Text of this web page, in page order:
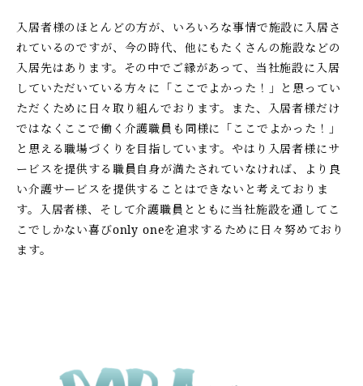
入居者様のほとんどの方が、いろいろな事情で施設に入居さ
れているのですが、今の時代、他にもたくさんの施設などの
入居先はあります。その中でご縁があって、当社施設に入居
していただいている方々に「ここでよかった！」と思ってい
ただくために日々取り組んでおります。また、入居者様だけ
ではなくここで働く介護職員も同様に「ここでよかった！」
と思える職場づくりを目指しています。やはり入居者様にサ
ービスを提供する職員自身が満たされていなければ、より良
い介護サービスを提供することはできないと考えておりま
す。入居者様、そして介護職員とともに当社施設を通してこ
こでしかない喜びonly oneを追求するために日々努めており
ます。